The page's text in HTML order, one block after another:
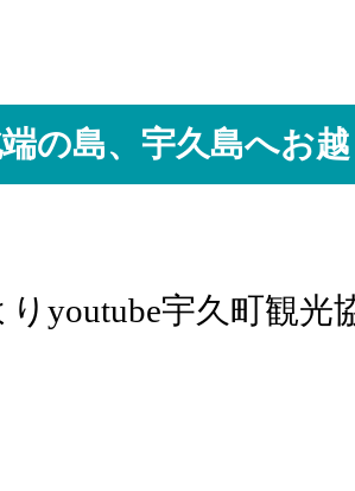
の島、宇久島へお
りyoutube宇久町観